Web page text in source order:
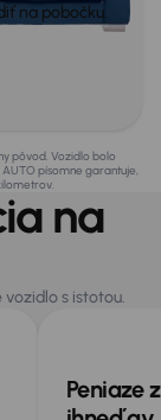
na pobočku.
pôvod. Vozidlo bolo
písomne garantuje,
na
s istotou.
Peniaze